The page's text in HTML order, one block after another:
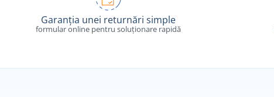
Garanția unei returnări simple
formular online pentru soluționare rapidă